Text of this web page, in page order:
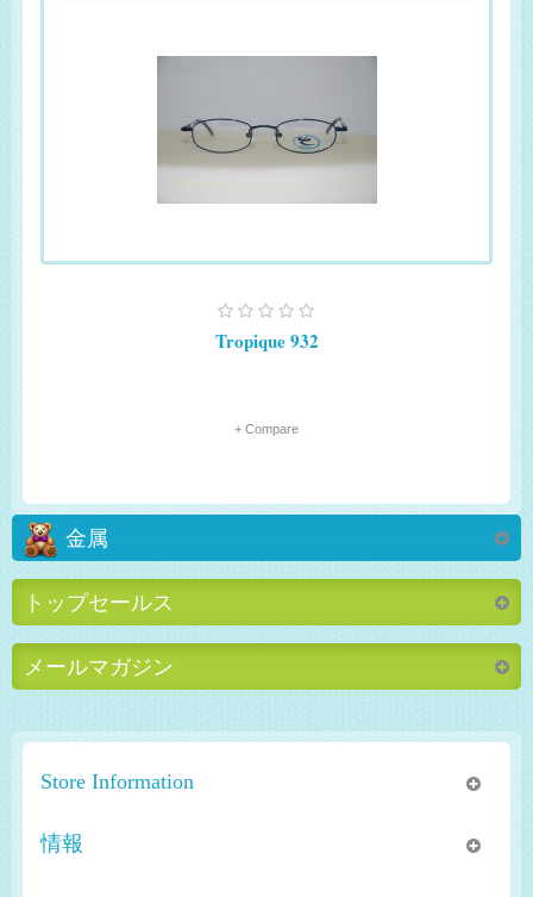
Tropique 932
+ Compare
金属
トップセールス
メールマガジン
Store Information
情報